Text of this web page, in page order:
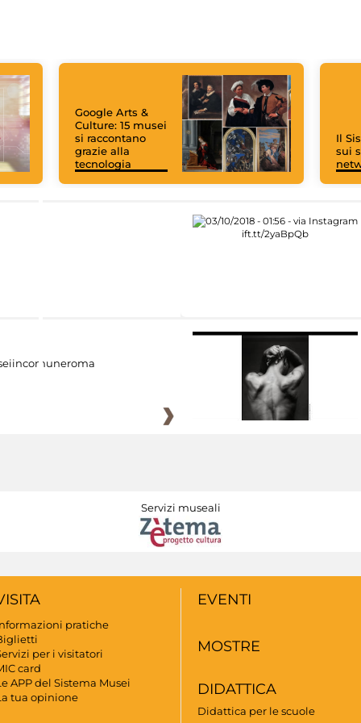
Google Arts &
Culture: 15 musei
si raccontano
grazie alla
tecnologia
Il
sui
Servizi museali
pratiche
per i visitatori
card
APP del Sistema Musei
tua opinione
EVENTI
MOSTRE
DIDATTICA
Didattica per le scuole